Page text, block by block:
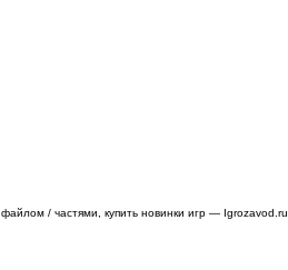
/ частями, купить новинки игр — Igrozavod.ru